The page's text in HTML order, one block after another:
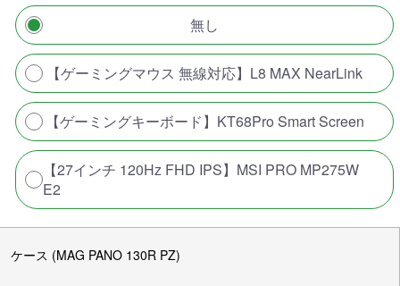
無し
【ゲーミングマウス 無線対応】L8 MAX NearLink
【ゲーミングキーボード】KT68Pro Smart Screen
【27インチ 120Hz FHD IPS】MSI PRO MP275W
E2
ケース (MAG PANO 130R PZ)